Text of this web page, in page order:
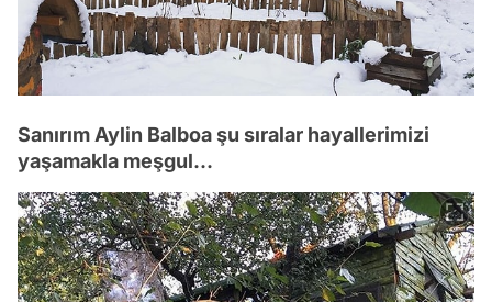
Sanırım Aylin Balboa şu sıralar hayallerimizi
yaşamakla meşgul...